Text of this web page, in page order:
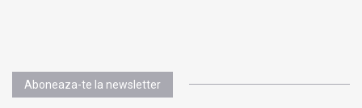
Aboneaza-te la newsletter